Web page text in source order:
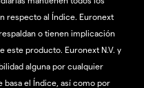
respecto al Índice. Euronext
o tienen implicación
este producto. Euronext N.V. y
alguna por cualquier
basa el Índice, así como por